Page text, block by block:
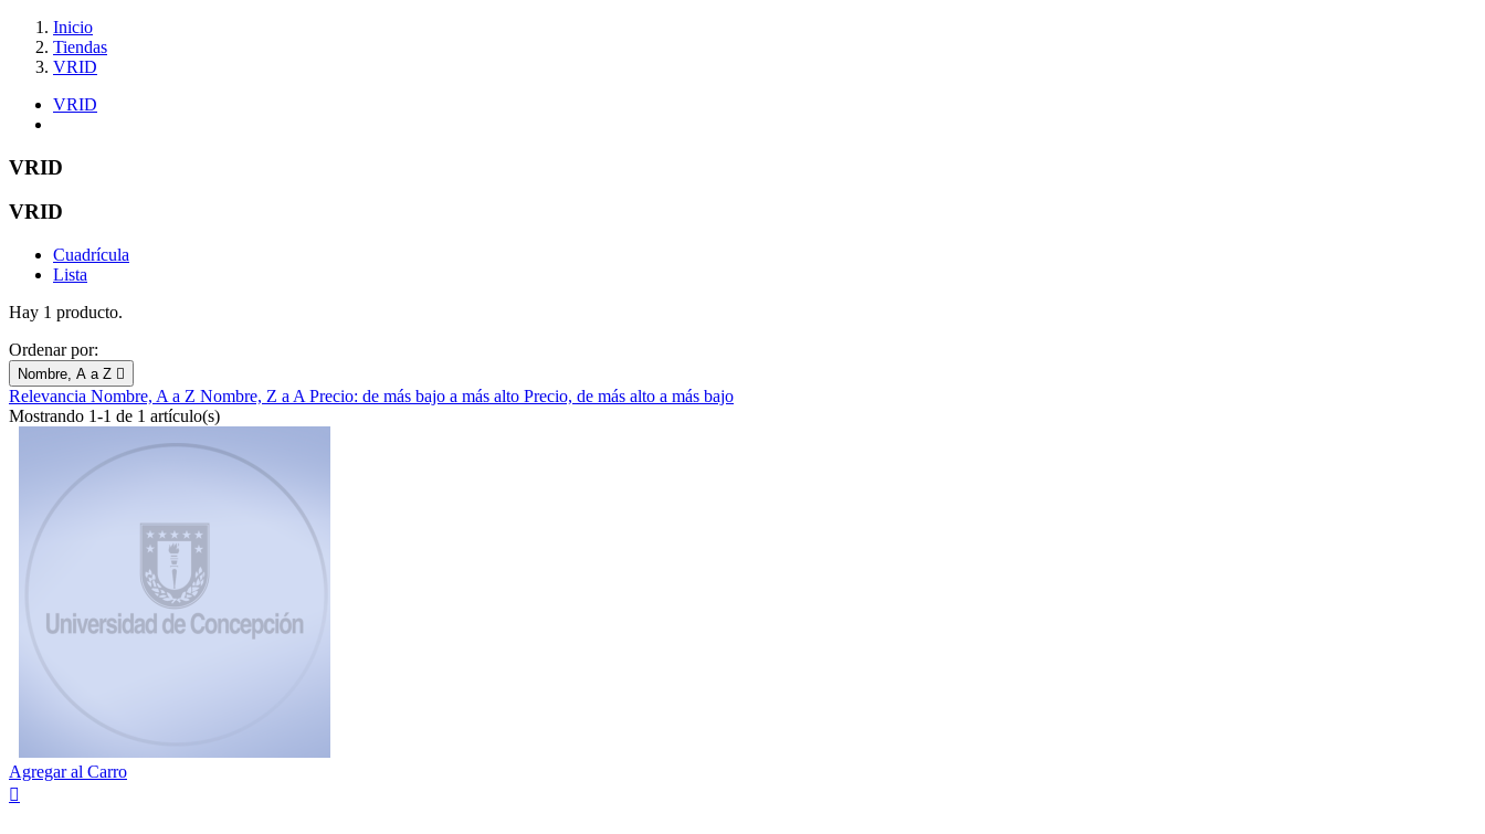
Inicio
Tiendas
VRID
VRID
VRID
VRID
Cuadrícula
Lista
Hay 1 producto.
Ordenar por:
Nombre, A a Z 
Relevancia Nombre, A a Z Nombre, Z a A Precio: de más bajo a más alto Precio, de más alto a más bajo
Mostrando 1-1 de 1 artículo(s)
Agregar al Carro
